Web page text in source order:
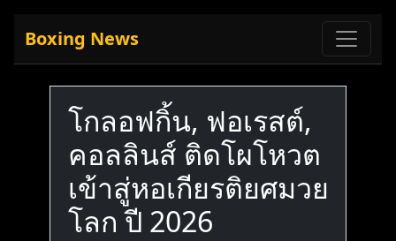
Boxing News
โกลอฟกิ้น, ฟอเรสต์,
คอลลินส์ ติดโผโหวต
เข้าสู่หอเกียรติยศมวย
โลก ปี 2026